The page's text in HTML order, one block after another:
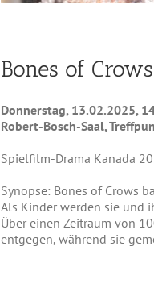
Bones of Crows
Donnerstag, 13.02.2025,
Robert-Bosch-Saal,
Spielfilm-Drama Kanada
Synopse: Bones of Crows
Als Kinder werden sie und
Über einen Zeitraum von
entgegen, während sie